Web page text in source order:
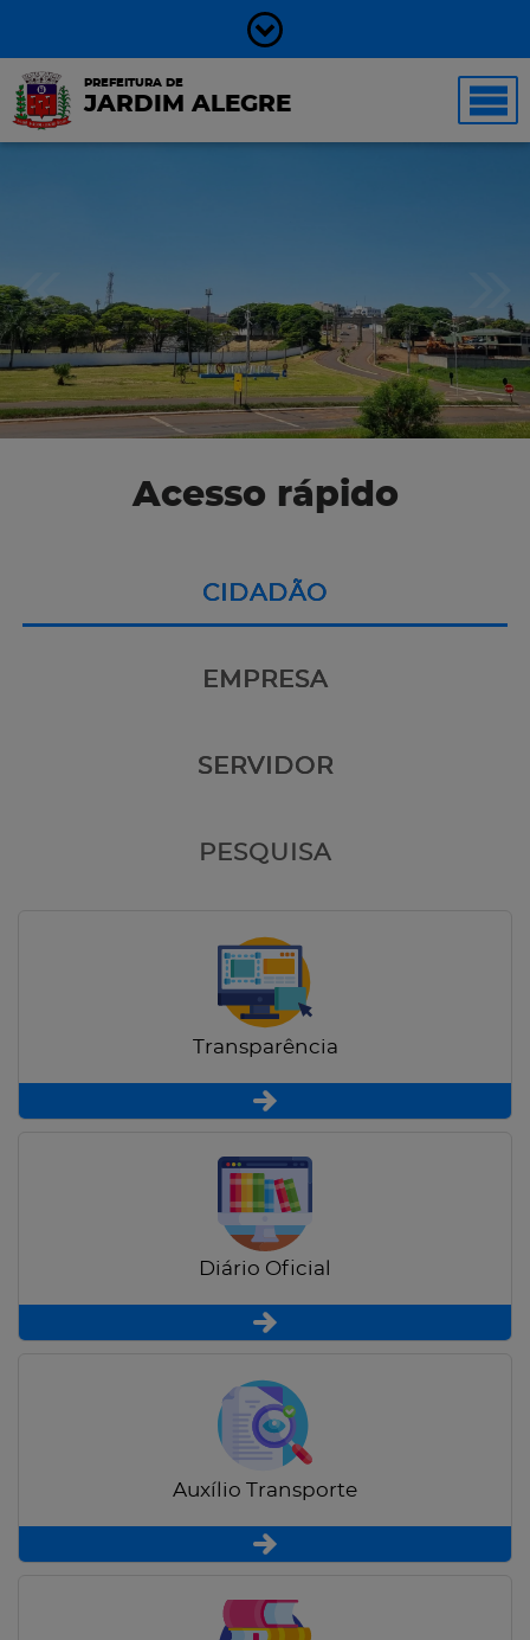
PREFEITURA DE
JARDIM ALEGRE
Acesso rápido
CIDADÃO
EMPRESA
SERVIDOR
PESQUISA
Transparência
Diário Oficial
Auxílio Transporte